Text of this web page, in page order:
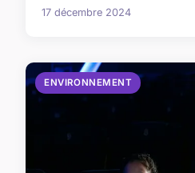
17 décembre 2024
ENVIRONNEMENT